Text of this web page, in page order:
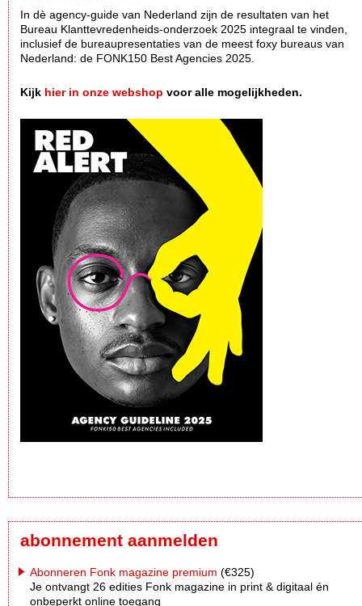
In dè agency-guide van Nederland zijn de resultaten van het
Bureau Klanttevredenheids-onderzoek 2025 integraal te vinden,
inclusief de bureaupresentaties van de meest foxy bureaus van
Nederland: de FONK150 Best Agencies 2025.
Kijk hier in onze webshop voor alle mogelijkheden.
abonnement aanmelden
Abonneren Fonk magazine premium (€325)
Je ontvangt 26 edities Fonk magazine in print & digitaal én
onbeperkt online toegang